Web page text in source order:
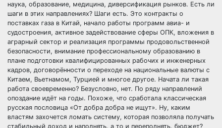
наука, образование, медицина, диверсификация рынков. Есть ли
шаги в этих направлениях? Шаги есть. Это контракты о
поставках газа в Китай, начало работы программ авиа- и
судостроения, активное задействование сферы ОПК, вложения в
аграрный сектор и реализация программы продовольственной
безопасности, внимание профессиональному образованию в
плане подготовки квалифицированных рабочих и инженерных
кадров, договорённости о переходе на национальные валюты с
Китаем, Вьетнамом, Турцией и многое другое. Начата ли такая
работа своевременно? Безусловно, нет. По ряду направлений
опоздание идёт на годы. Похоже, что сработала классическая
русская пословица «От добра добра не ищут». Ну, каким
властям захочется ломать систему, которая позволяла получать
стабильный доход и наполнять, а то и переполнять, бюджет?